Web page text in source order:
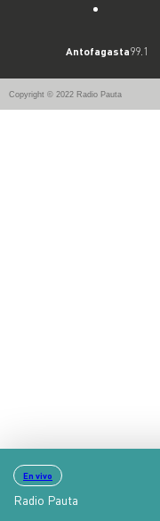
En vivo
Radio Pauta
Antofagasta99.1
Copyright © 2022 Radio Pauta